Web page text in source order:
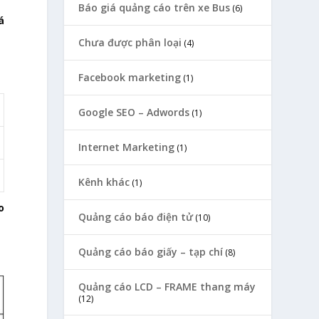
Báo giá quảng cáo trên xe Bus (6)
Chưa được phân loại (4)
Facebook marketing (1)
Google SEO – Adwords (1)
Internet Marketing (1)
Kênh khác (1)
Quảng cáo báo điện tử(10)
Quảng cáo báo giấy – tạp chí (8)
Quảng cáo LCD – FRAME thang máy
(12)